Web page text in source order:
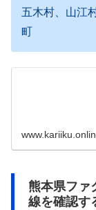
五木村、山江
町
熊本県ファ
線を確認す